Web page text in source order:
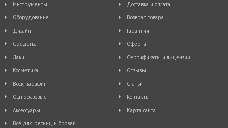
Инструменты
Оборудование
Дизайн
Средства
Лаки
Косметика
Воск, парафин
Одноразовые
Аксессуары
Всё для ресниц и бровей
Доставка и оплата
Возврат товара
Гарантия
Оферта
Сертификаты и лицензии
Отзывы
Статьи
Контакты
Карта сайта